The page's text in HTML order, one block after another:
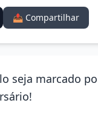
📤 Compartilhar
seja marcado